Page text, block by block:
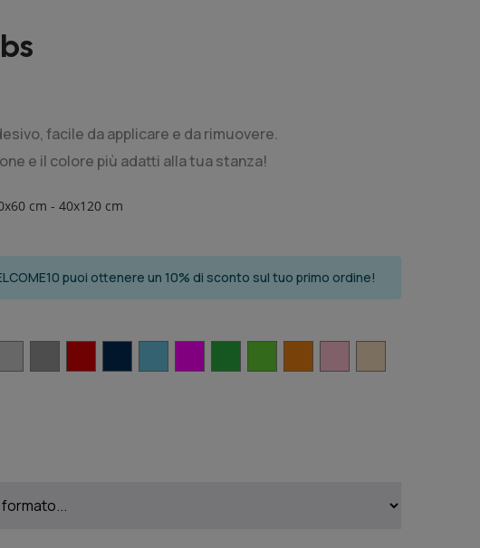
facile da applicare e da rimuovere.
e il colore più adatti alla tua stanza!
cm - 40x120 cm
puoi ottenere un 10% di sconto sul tuo primo ordine!